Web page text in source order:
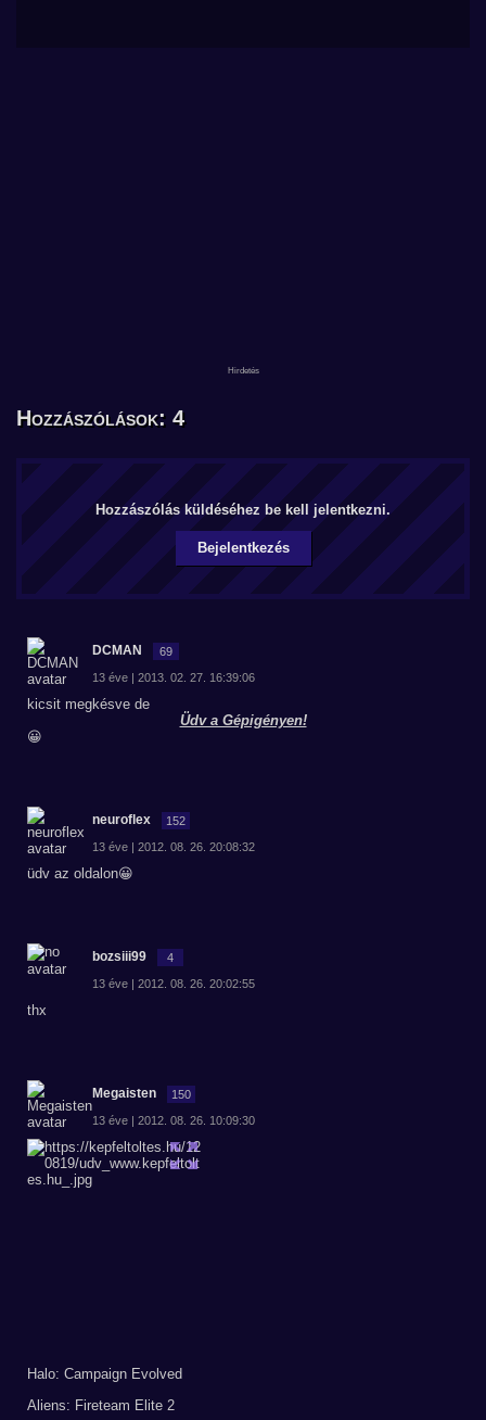
Hozzászólások: 4
Hozzászólás küldéséhez be kell jelentkezni.
Bejelentkezés
DCMAN 69
13 éve | 2013. 02. 27. 16:39:06
kicsit megkésve de
Üdv a Gépigényen!
😀
neuroflex 152
13 éve | 2012. 08. 26. 20:08:32
üdv az oldalon😀
bozsiii99 4
13 éve | 2012. 08. 26. 20:02:55
thx
Megaisten 150
13 éve | 2012. 08. 26. 10:09:30
Halo: Campaign Evolved
Aliens: Fireteam Elite 2